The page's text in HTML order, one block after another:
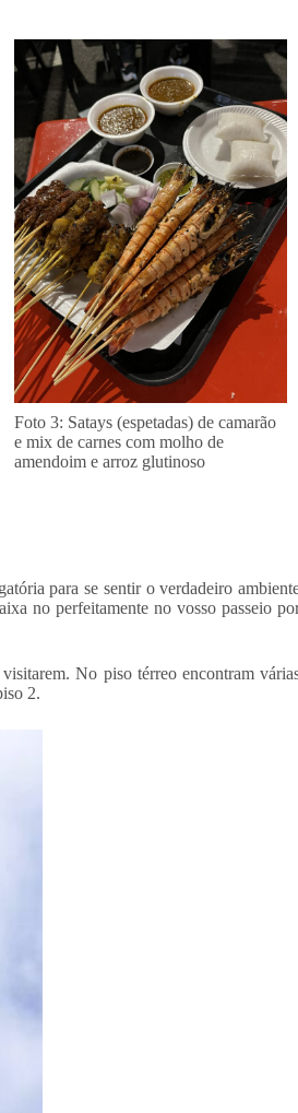
Foto 3: Satays (espetadas) de camarão
e mix de carnes com molho de
amendoim e arroz glutinoso
para se sentir o verdadeiro
no perfeitamente no vosso passeio
No piso térreo encontram
2.